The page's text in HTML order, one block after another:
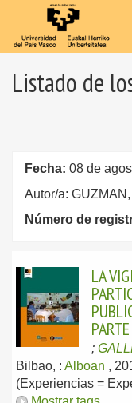
Listado de
Fecha: 08 de
Autor/a:
Número de
LA
;
Bilbao, : Alboan ,
(Experiencias =